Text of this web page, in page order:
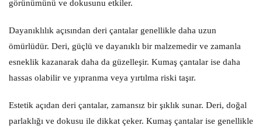
görünümünü ve dokusunu etkiler.
Dayanıklılık açısından deri çantalar genellikle daha uzun
ömürlüdür. Deri, güçlü ve dayanıklı bir malzemedir ve zamanla
esneklik kazanarak daha da güzelleşir. Kumaş çantalar ise daha
hassas olabilir ve yıpranma veya yırtılma riski taşır.
Estetik açıdan deri çantalar, zamansız bir şıklık sunar. Deri, doğal
parlaklığı ve dokusu ile dikkat çeker. Kumaş çantalar ise genellikle